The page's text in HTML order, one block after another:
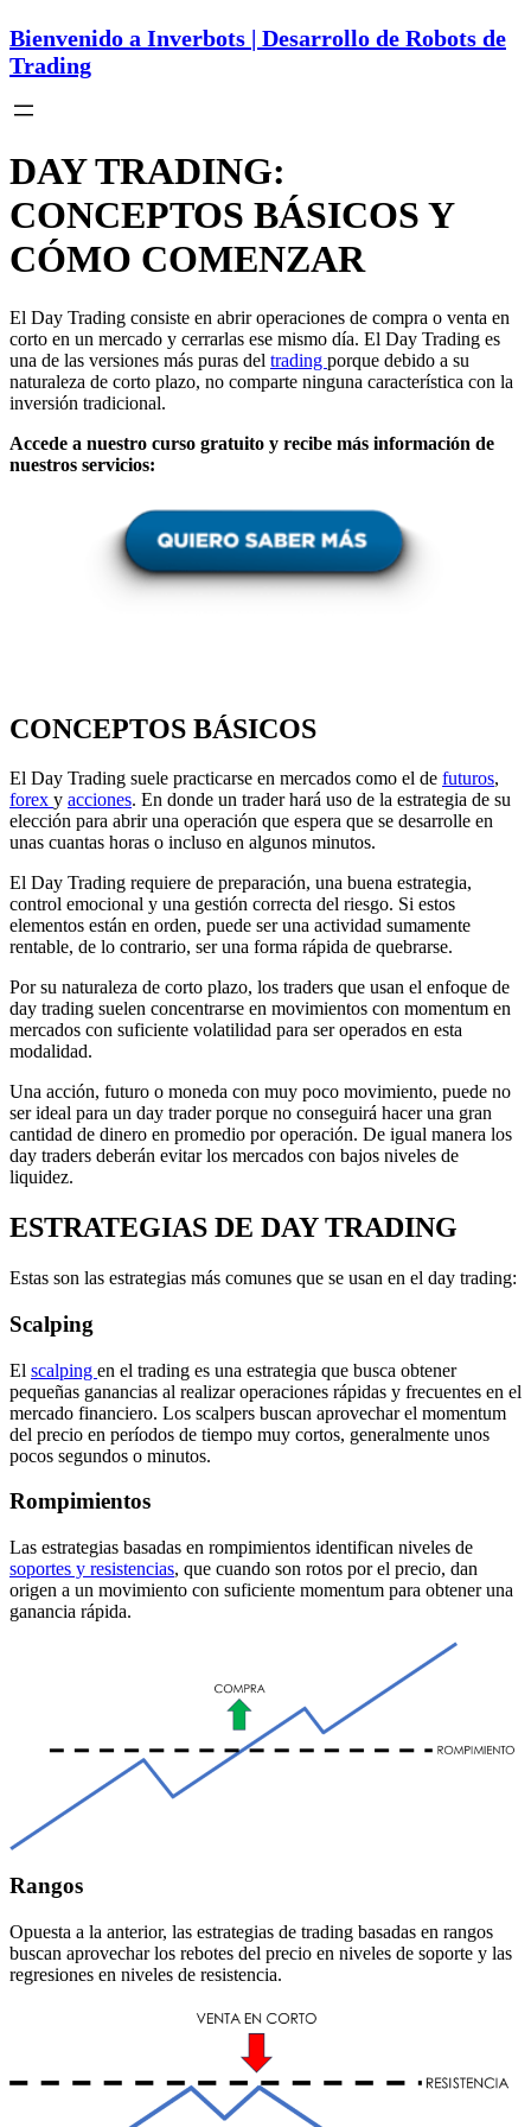
Bienvenido a Inverbots | Desarrollo de Robots de
Trading
DAY TRADING:
CONCEPTOS BÁSICOS Y
CÓMO COMENZAR
El Day Trading consiste en abrir operaciones de compra o venta en
corto en un mercado y cerrarlas ese mismo día. El Day Trading es
una de las versiones más puras del trading porque debido a su
naturaleza de corto plazo, no comparte ninguna característica con la
inversión tradicional.
Accede a nuestro curso gratuito y recibe más información de
nuestros servicios:
CONCEPTOS BÁSICOS
El Day Trading suele practicarse en mercados como el de futuros,
forex y acciones. En donde un trader hará uso de la estrategia de su
elección para abrir una operación que espera que se desarrolle en
unas cuantas horas o incluso en algunos minutos.
El Day Trading requiere de preparación, una buena estrategia,
control emocional y una gestión correcta del riesgo. Si estos
elementos están en orden, puede ser una actividad sumamente
rentable, de lo contrario, ser una forma rápida de quebrarse.
Por su naturaleza de corto plazo, los traders que usan el enfoque de
day trading suelen concentrarse en movimientos con momentum en
mercados con suficiente volatilidad para ser operados en esta
modalidad.
Una acción, futuro o moneda con muy poco movimiento, puede no
ser ideal para un day trader porque no conseguirá hacer una gran
cantidad de dinero en promedio por operación. De igual manera los
day traders deberán evitar los mercados con bajos niveles de
liquidez.
ESTRATEGIAS DE DAY TRADING
Estas son las estrategias más comunes que se usan en el day trading:
Scalping
El scalping en el trading es una estrategia que busca obtener
pequeñas ganancias al realizar operaciones rápidas y frecuentes en el
mercado financiero. Los scalpers buscan aprovechar el momentum
del precio en períodos de tiempo muy cortos, generalmente unos
pocos segundos o minutos.
Rompimientos
Las estrategias basadas en rompimientos identifican niveles de
soportes y resistencias, que cuando son rotos por el precio, dan
origen a un movimiento con suficiente momentum para obtener una
ganancia rápida.
Rangos
Opuesta a la anterior, las estrategias de trading basadas en rangos
buscan aprovechar los rebotes del precio en niveles de soporte y las
regresiones en niveles de resistencia.